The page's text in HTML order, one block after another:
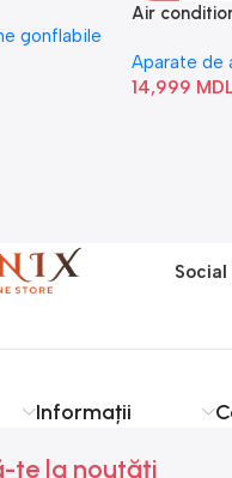
gonflabile
Air
Aparate de
14,999
Social
Informații
te la noutăți